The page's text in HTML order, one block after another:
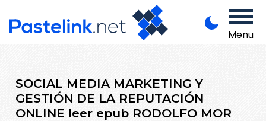
Menu
SOCIAL MEDIA MARKETING Y
GESTIÓN DE LA REPUTACIÓN
ONLINE leer epub RODOLFO MOR